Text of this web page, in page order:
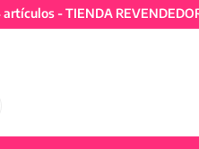
- TIENDA